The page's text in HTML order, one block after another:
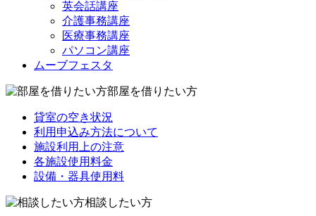
英会話講座
介護事務講座
医療事務講座
パソコン講座
ムーブフェスタ
部屋を借りたい方
貸室の空き状況
利用申込み方法について
施設利用上の注意
各施設使用料金
設備・器具使用料
相談したい方